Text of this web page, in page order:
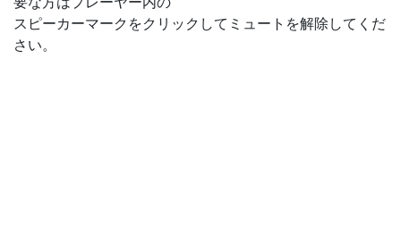
スピーカーマークをクリックしてミュートを解除してくだ
さい。